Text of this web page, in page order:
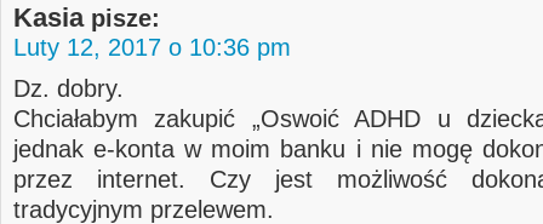
Kasia pisze:
Luty 12, 2017 o 10:36 pm
Dz. dobry.
Chciałabym zakupić „Oswoić ADHD u
jednak e-konta w moim banku i nie mogę
przez internet. Czy jest możliwość
tradycyjnym przelewem.